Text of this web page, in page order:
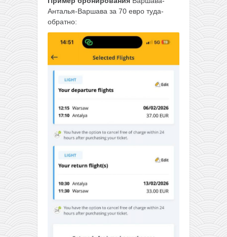
Анталья-Варшава за 70 евро туда-
обратно: